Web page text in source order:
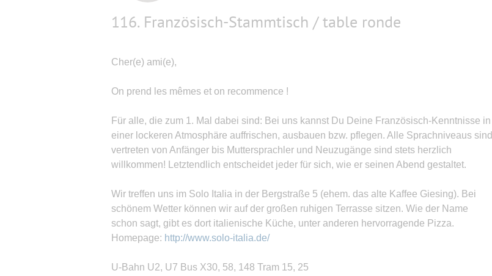
116. Französisch-Stammtisch / table ronde
Cher(e) ami(e),
On prend les mêmes et on recommence !
Für alle, die zum 1. Mal dabei sind: Bei uns kannst Du Deine Französisch-Kenntnisse in
einer lockeren Atmosphäre auffrischen, ausbauen bzw. pflegen. Alle Sprachniveaus sind
vertreten von Anfänger bis Muttersprachler und Neuzugänge sind stets herzlich
willkommen! Letztendlich entscheidet jeder für sich, wie er seinen Abend gestaltet.
Wir treffen uns im Solo Italia in der Bergstraße 5 (ehem. das alte Kaffee Giesing). Bei
schönem Wetter können wir auf der großen ruhigen Terrasse sitzen. Wie der Name
schon sagt, gibt es dort italienische Küche, unter anderen hervorragende Pizza.
Homepage: http://www.solo-italia.de/
U-Bahn U2, U7 Bus X30, 58, 148 Tram 15, 25